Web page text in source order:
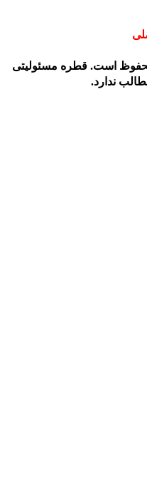
است. قطره مسئولیتی
ندارد.